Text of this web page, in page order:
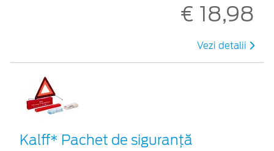
€ 18,98
Vezi detalii
Kalff* Pachet de siguranţă